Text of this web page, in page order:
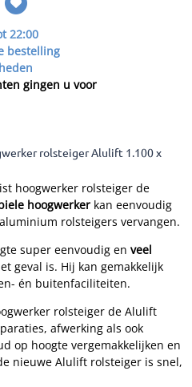
22:00
bestelling
gingen u voor
rolsteiger Alulift 1.100 x
hoogwerker rolsteiger de
hoogwerkerkan eenvoudig
rolsteigers vervangen.
super eenvoudig en veel
geval is. Hij kan gemakkelijk
én buitenfaciliteiten.
rolsteiger de Alulift
afwerking als ook
op hoogte vergemakkelijken en
nieuwe Alulift rolsteiger is snel,